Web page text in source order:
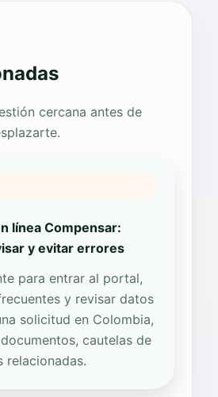
cercana antes de
línea Compensar:
y evitar errores
para entrar al portal,
y revisar datos
solicitud en Colombia,
cautelas de
relacionadas.